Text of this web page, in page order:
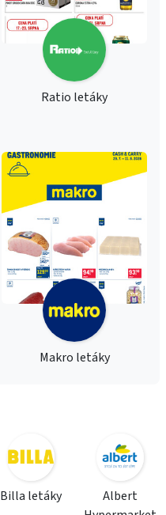
Ratio letáky
Makro letáky
Billa letáky
Albert